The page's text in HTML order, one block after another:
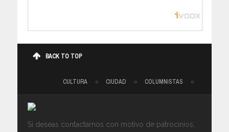
BACK TO TOP
CULTURA CIUDAD COLUMNISTAS
Si deseas contactarnos con motivo de patrocinios,